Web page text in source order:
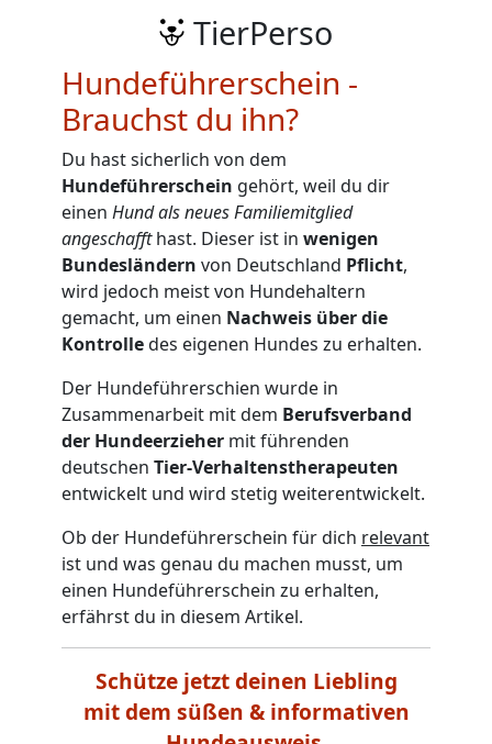
TierPerso
Hundeführerschein -
Brauchst du ihn?
Du hast sicherlich von dem
Hundeführerschein gehört, weil du dir
einen Hund als neues Familiemitglied
angeschaffthast. Dieser ist in wenigen
Bundesländern von Deutschland Pflicht,
wird jedoch meist von Hundehaltern
gemacht, um einen Nachweis über die
Kontrolledes eigenen Hundes zu erhalten.
Der Hundeführerschien wurde in
Zusammenarbeit mit dem Berufsverband
der Hundeerzieher mit führenden
deutschen Tier-Verhaltenstherapeuten
entwickelt und wird stetig weiterentwickelt.
Ob der Hundeführerschein für dich relevant
ist und was genau du machen musst, um
einen Hundeführerschein zu erhalten,
erfährst du in diesem Artikel.
Schütze jetzt deinen Liebling
mit dem süßen & informativen